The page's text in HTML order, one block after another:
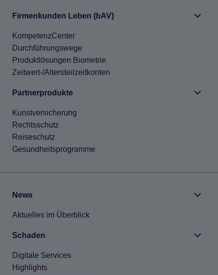
Fir­men­kun­den Leben (bAV)
Kom­pe­tenz­Cen­ter
Durch­füh­rungs­wege
Pro­dukt­lö­sun­gen Bio­me­trie
Zeit­wert-/Alters­teil­zeit­kon­ten
Part­ner­pro­dukte
Kunst­ver­si­che­rung
Rechts­schutz
Rei­se­schutz
Gesund­heits­pro­gramme
News
Aktu­el­les im Über­blick
Scha­den
Digi­tale Ser­vices
High­lights